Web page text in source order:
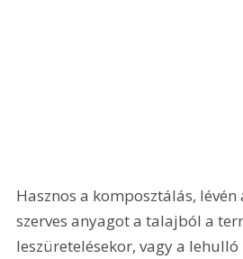
Hasznos a komposztálás,
szerves anyagot a talajból a
leszüretelésekor, vagy a